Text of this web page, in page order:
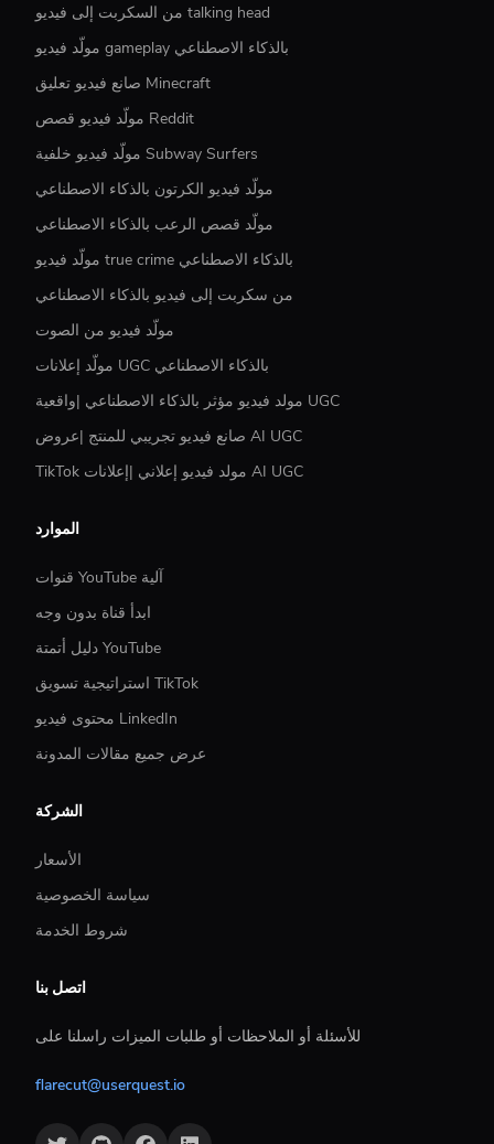
من السكربت إلى فيديو talking head
مولّد فيديو gameplay بالذكاء الاصطناعي
صانع فيديو تعليق Minecraft
مولّد فيديو قصص Reddit
مولّد فيديو خلفية Subway Surfers
مولّد فيديو الكرتون بالذكاء الاصطناعي
مولّد قصص الرعب بالذكاء الاصطناعي
مولّد فيديو true crime بالذكاء الاصطناعي
من سكربت إلى فيديو بالذكاء الاصطناعي
مولّد فيديو من الصوت
مولّد إعلانات UGC بالذكاء الاصطناعي
مولد فيديو مؤثر بالذكاء الاصطناعي |واقعية UGC
صانع فيديو تجريبي للمنتج |عروض AI UGC
TikTok مولد فيديو إعلاني |إعلانات AI UGC
الموارد
قنوات YouTube آلية
ابدأ قناة بدون وجه
دليل أتمتة YouTube
استراتيجية تسويق TikTok
محتوى فيديو LinkedIn
عرض جميع مقالات المدونة
الشركة
الأسعار
سياسة الخصوصية
شروط الخدمة
اتصل بنا
للأسئلة أو الملاحظات أو طلبات الميزات راسلنا على
flarecut@userquest.io